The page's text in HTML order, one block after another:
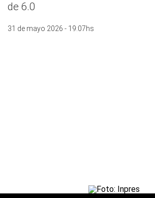
de 6.0
31 de mayo 2026 - 19:07hs